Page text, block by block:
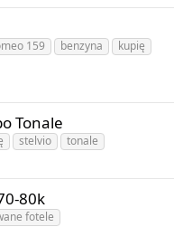
159 benzyna
kupię
Tonale
stelvio
tonale
80k
fotele